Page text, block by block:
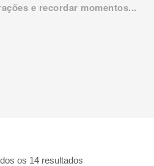
e recordar momentos...
os 14 resultados